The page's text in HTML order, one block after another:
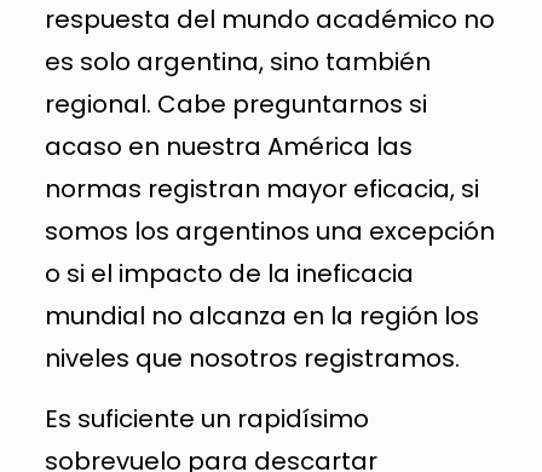
respuesta del mundo académico no
es solo argentina, sino también
regional. Cabe preguntarnos si
acaso en nuestra América las
normas registran mayor eficacia, si
somos los argentinos una excepción
o si el impacto de la ineficacia
mundial no alcanza en la región los
niveles que nosotros registramos.
Es suficiente un rapidísimo
sobrevuelo para descartar